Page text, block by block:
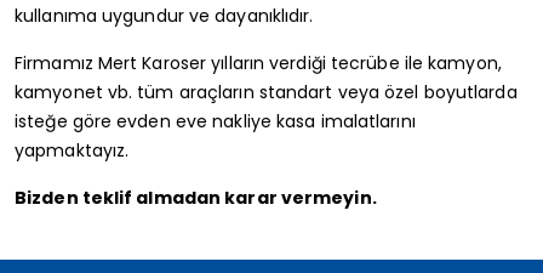
kullanıma uygundur ve dayanıklıdır.
Firmamız Mert Karoser yılların verdiği tecrübe ile kamyon,
kamyonet vb. tüm araçların standart veya özel boyutlarda
isteğe göre evden eve nakliye kasa imalatlarını
yapmaktayız.
Bizden teklif almadan karar vermeyin.